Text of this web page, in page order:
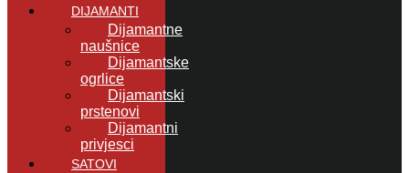
DIJAMANTI
Dijamantne
naušnice
Dijamantske
ogrlice
Dijamantski
prstenovi
Dijamantni
privjesci
SATOVI